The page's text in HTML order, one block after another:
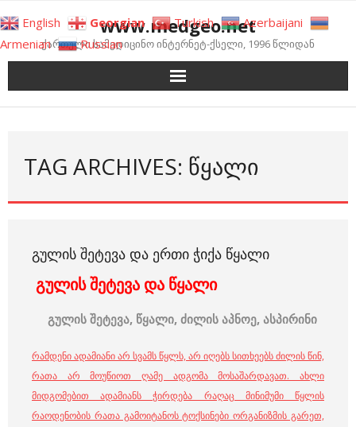
to
content
www.medgeo.net
ქართული სამედიცინო ინტერნეტ-ქსელი, 1996 წლიდან
TAG ARCHIVES: ᲬᲧᲐᲚᲘ
ᲒᲣᲚᲘᲡ ᲨᲔᲢᲔᲕᲐ ᲓᲐ ᲔᲠᲗᲘ ᲭᲘᲥᲐ ᲬᲧᲐᲚᲘ
გულის შეტევა და წყალი
გულის შეტევა, წყალი, ძილის აპნოე, ასპირინი
რამდენი ადამიანი არ სვამს წყლს, არ იღებს სითხეებს ძილის წინ,
რათა არ მოუწიოთ ღამე ადგომა მოსაშარდავათ. ახლი
მიდგომებით ადამიანს ჭირდება რაღაც მინიმუმი წყლის
რაოდენობის რათა გამოიტანოს ტოქსინები ორგანიზმის გარეთ,
English Georgian Turkish
Azerbaijani
Armenian
Russian